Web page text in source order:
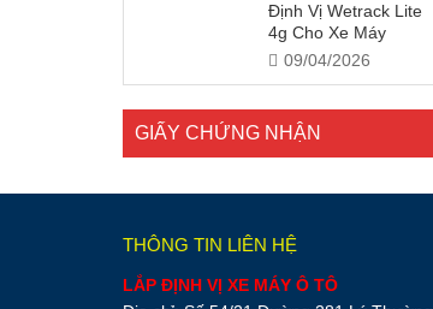
Định Vị Wetrack Lite
4g Cho Xe Máy
09/04/2026
GIẤY CHỨNG NHẬN
THÔNG TIN LIÊN HỆ
LẮP ĐỊNH VỊ XE MÁY Ô TÔ